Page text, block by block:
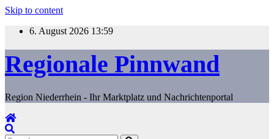
Skip to content
6. August 2026 13:59
Regionale Pinnwand
Region Niederrhein - Ihr Marktplatz und Nachrichtenportal